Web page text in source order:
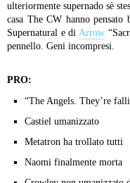
ulteriormente supernado sè
casa The CW hanno
Supernatural e diArrow
pennello. Geni incompresi.
PRO:
“The Angels. They’re
Castiel umanizzato
Metatron ha trollato tutti
Naomi finalmente morta